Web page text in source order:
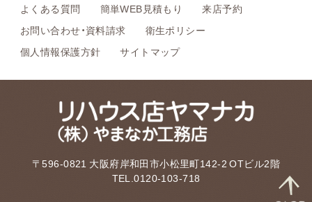
よくある質問
簡単WEB見積もり
来店予約
お問い合わせ・資料請求
衛生ポリシー
個人情報保護方針
サイトマップ
〒596-0821 大阪府岸和田市小松里町142-2 OTビル2階
TEL.0120-103-718